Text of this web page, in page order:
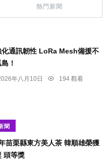
熱門新聞
化通訊韌性 LoRa Mesh備援不
！
年八月10日
194 觀看
聞
苗栗縣東方美人茶 韓順雄榮獲
頭等獎